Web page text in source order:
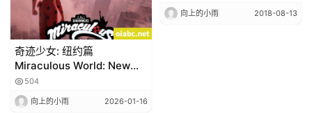
精
选
教
材
奇迹少女: 纽约篇
Miraculous World: New
York United Heroez 2020
英语高清1080P下载
504
向上的小雨 2026-01-16
向上的小雨 2018-08-13